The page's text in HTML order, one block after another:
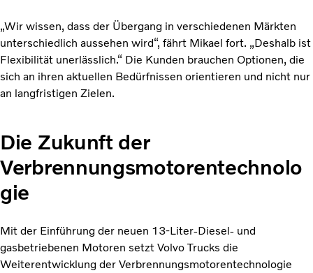
„Wir wissen, dass der Übergang in verschiedenen Märkten
unterschiedlich aussehen wird“, fährt Mikael fort. „Deshalb ist
Flexibilität unerlässlich.“ Die Kunden brauchen Optionen, die
sich an ihren aktuellen Bedürfnissen orientieren und nicht nur
an langfristigen Zielen.
Die Zukunft der
Verbrennungsmotorentechnolo
gie
Mit der Einführung der neuen 13-Liter-Diesel- und
gasbetriebenen Motoren setzt Volvo Trucks die
Weiterentwicklung der Verbrennungsmotorentechnologie